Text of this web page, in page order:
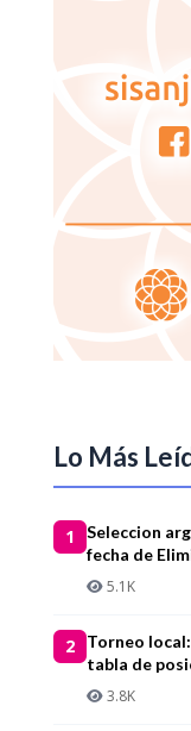
Lo Más
1
Seleccion
fecha de
5.1K
2
Torneo
tabla de
3.8K